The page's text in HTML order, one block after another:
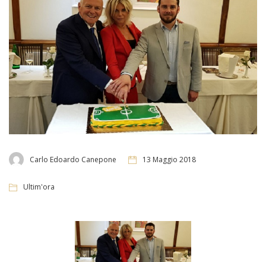
Carlo Edoardo Canepone 13 Maggio 2018
Ultim'ora